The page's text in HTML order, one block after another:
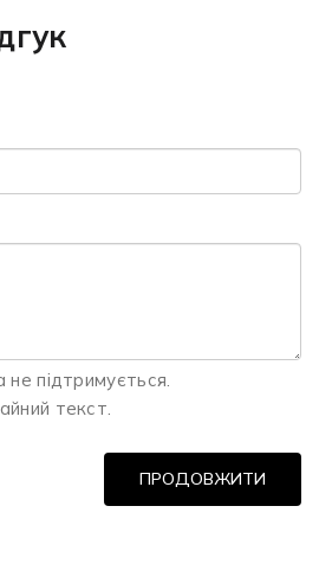
не підтримується.
текст.
ПРОДОВЖИТИ